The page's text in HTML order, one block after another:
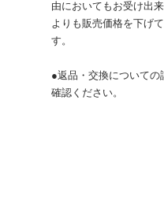
由においてもお受け出
よりも販売価格を下げ
す。
●返品・交換についての
確認ください。